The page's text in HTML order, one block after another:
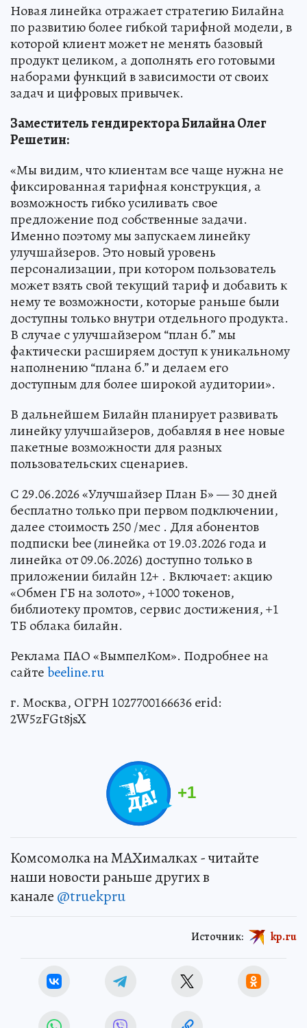
Новая линейка отражает стратегию Билайна
по развитию более гибкой тарифной модели, в
которой клиент может не менять базовый
продукт целиком, а дополнять его готовыми
наборами функций в зависимости от своих
задач и цифровых привычек.
Заместитель гендиректора Билайна Олег
Решетин:
«Мы видим, что клиентам все чаще нужна не
фиксированная тарифная конструкция, а
возможность гибко усиливать свое
предложение под собственные задачи.
Именно поэтому мы запускаем линейку
улучшайзеров. Это новый уровень
персонализации, при котором пользователь
может взять свой текущий тариф и добавить к
нему те возможности, которые раньше были
доступны только внутри отдельного продукта.
В случае с улучшайзером “план б.” мы
фактически расширяем доступ к уникальному
наполнению “плана б.” и делаем его
доступным для более широкой аудитории».
В дальнейшем Билайн планирует развивать
линейку улучшайзеров, добавляя в нее новые
пакетные возможности для разных
пользовательских сценариев.
С 29.06.2026 «Улучшайзер План Б» — 30 дней
бесплатно только при первом подключении,
далее стоимость 250 /мес . Для абонентов
подписки bee (линейка от 19.03.2026 года и
линейка от 09.06.2026) доступно только в
приложении билайн 12+ . Включает: акцию
«Обмен ГБ на золото», +1000 токенов,
библиотеку промтов, сервис достижения, +1
ТБ облака билайн.
Реклама ПАО «ВымпелКом». Подробнее на
сайтеbeeline.ru
г. Москва, ОГРН 1027700166636 erid:
2W5zFGt8jsX
+1
Комсомолка на MAXималках - читайте
наши новости раньше других в
канале @truekpru
Источник: kp.ru